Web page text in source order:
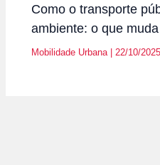
Como o transporte
ambiente: o que
Mobilidade Urbana|22/10/2025